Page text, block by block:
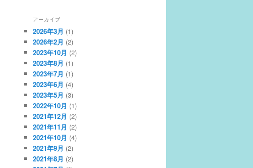
アーカイブ
2026年3月 (1)
2026年2月 (2)
2023年10月 (2)
2023年8月 (1)
2023年7月 (1)
2023年6月 (4)
2023年5月 (3)
2022年10月 (1)
2021年12月 (2)
2021年11月 (2)
2021年10月 (4)
2021年9月 (2)
2021年8月 (2)